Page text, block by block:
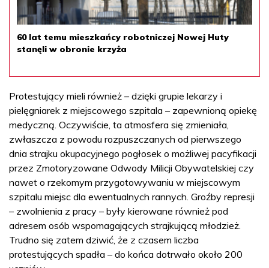
60 lat temu mieszkańcy robotniczej Nowej Huty
stanęli w obronie krzyża
Protestujący mieli również – dzięki grupie lekarzy i
pielęgniarek z miejscowego szpitala – zapewnioną opiekę
medyczną. Oczywiście, ta atmosfera się zmieniała,
zwłaszcza z powodu rozpuszczanych od pierwszego
dnia strajku okupacyjnego pogłosek o możliwej pacyfikacji
przez Zmotoryzowane Odwody Milicji Obywatelskiej czy
nawet o rzekomym przygotowywaniu w miejscowym
szpitalu miejsc dla ewentualnych rannych. Groźby represji
– zwolnienia z pracy – były kierowane również pod
adresem osób wspomagających strajkującą młodzież.
Trudno się zatem dziwić, że z czasem liczba
protestujących spadła – do końca dotrwało około 200